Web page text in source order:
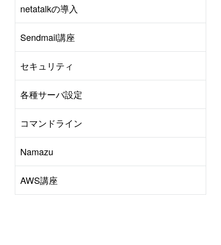
netatalkの導入
Sendmail講座
セキュリティ
各種サーバ設定
コマンドライン
Namazu
AWS講座